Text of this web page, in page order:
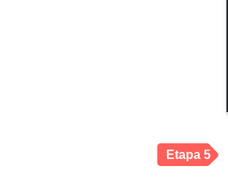
Etapa 5